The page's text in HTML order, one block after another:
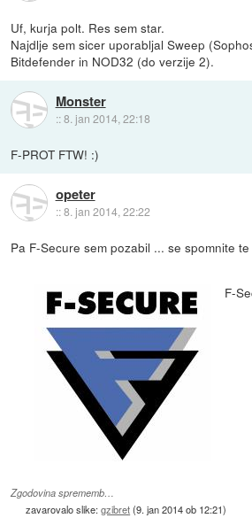
Uf, kurja polt. Res sem star.
Najdlje sem sicer uporabljal Sweep
Bitdefender in NOD32 (do verzije 2).
Monster
::8. jan 2014, 22:18
F-PROT FTW! :)
opeter
::8. jan 2014, 22:22
Pa F-Secure sem pozabil ... se spomnite
F-
Zgodovina sprememb…
zavarovalo slike:gzibret(9. jan 2014 ob 12:21)